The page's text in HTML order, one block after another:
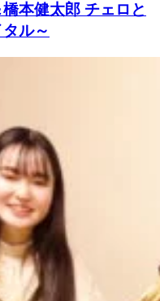
本健太郎 チェロと
ル～